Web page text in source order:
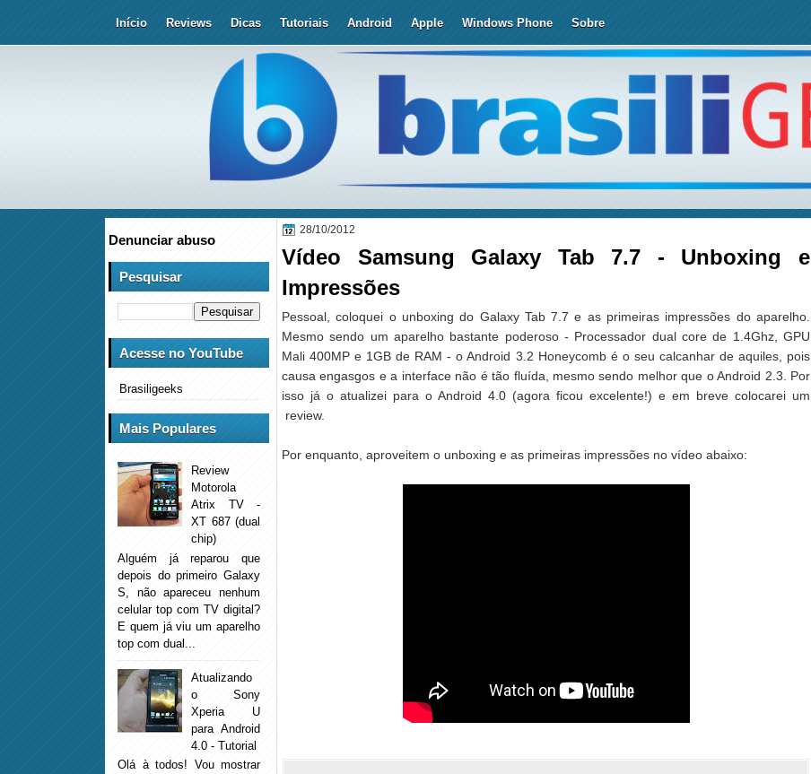
Início Reviews Dicas Tutoriais Android Apple Windows Phone Sobre
28/10/2012
Vídeo Samsung Galaxy Tab 7.7 - Unboxing e
Impressões
Pessoal, coloquei o unboxing do Galaxy Tab 7.7 e as primeiras impressões do aparelho.
Mesmo sendo um aparelho bastante poderoso - Processador dual core de 1.4Ghz, GPU
Mali 400MP e 1GB de RAM - o Android 3.2 Honeycomb é o seu calcanhar de aquiles, pois
causa engasgos e a interface não é tão fluída, mesmo sendo melhor que o Android 2.3. Por
isso já o atualizei para o Android 4.0 (agora ficou excelente!) e em breve colocarei um
review.
Por enquanto, aproveitem o unboxing e as primeiras impressões no vídeo abaixo:
Denunciar abuso
Pesquisar
Acesse no YouTube
Brasiligeeks
Mais Populares
Review
Motorola
Atrix TV -
XT 687 (dual
chip)
Alguém já reparou que
depois do primeiro Galaxy
S, não apareceu nenhum
celular top com TV digital?
E quem já viu um aparelho
top com dual...
Atualizando
o Sony
Xperia U
para Android
4.0 - Tutorial
Olá à todos! Vou mostrar